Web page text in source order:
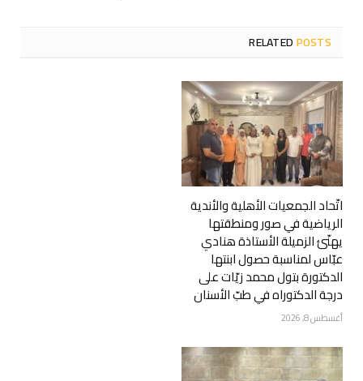
RELATEDPOSTS
اتّحاد الجمعيات الأهلية والأندية
الرياضية في صور ومنطقتها
يهنّئ الزميلة الأستاذة هنادي
عبّاس لمناسبة حصول ابنتها
الدكتورة بتول محمد زيّات على
درجة الدكتوراه في طبّ الأسنان
أغسطس 8, 2026